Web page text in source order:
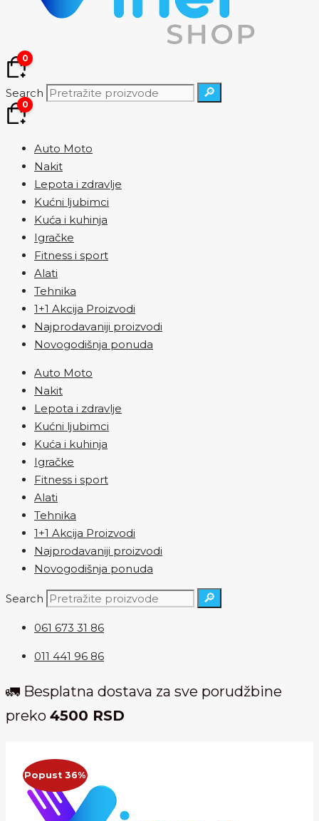
0
Search 🔎
0
Auto Moto
Nakit
Lepota i zdravlje
Kućni ljubimci
Kuća i kuhinja
Igračke
Fitness i sport
Alati
Tehnika
1+1 Akcija Proizvodi
Najprodavaniji proizvodi
Novogodišnja ponuda
Auto Moto
Nakit
Lepota i zdravlje
Kućni ljubimci
Kuća i kuhinja
Igračke
Fitness i sport
Alati
Tehnika
1+1 Akcija Proizvodi
Najprodavaniji proizvodi
Novogodišnja ponuda
Search 🔎
061 673 31 86
011 441 96 86
🚛 Besplatna dostava za sve porudžbine
preko 4500 RSD
Popust 36%